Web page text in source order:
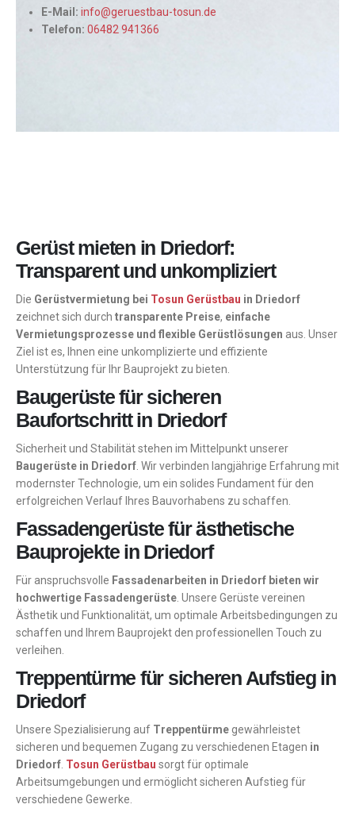
E-Mail: info@geruestbau-tosun.de
Telefon: 06482 941366
Gerüst mieten in Driedorf:
Transparent und unkompliziert
Die Gerüstvermietung bei Tosun Gerüstbau in Driedorf
zeichnet sich durch transparente Preise, einfache
Vermietungsprozesse und flexible Gerüstlösungen aus. Unser
Ziel ist es, Ihnen eine unkomplizierte und effiziente
Unterstützung für Ihr Bauprojekt zu bieten.
Baugerüste für sicheren
Baufortschritt in Driedorf
Sicherheit und Stabilität stehen im Mittelpunkt unserer
Baugerüste in Driedorf . Wir verbinden langjährige Erfahrung mit
modernster Technologie, um ein solides Fundament für den
erfolgreichen Verlauf Ihres Bauvorhabens zu schaffen.
Fassadengerüste für ästhetische
Bauprojekte in Driedorf
Für anspruchsvolle Fassadenarbeiten in Driedorf bieten wir
hochwertige Fassadengerüste . Unsere Gerüste vereinen
Ästhetik und Funktionalität, um optimale Arbeitsbedingungen zu
schaffen und Ihrem Bauprojekt den professionellen Touch zu
verleihen.
Treppentürme für sicheren Aufstieg in
Driedorf
Unsere Spezialisierung auf Treppentürme gewährleistet
sicheren und bequemen Zugang zu verschiedenen Etagen in
Driedorf Tosun Gerüstbau sorgt für optimale
Arbeitsumgebungen und ermöglicht sicheren Aufstieg für
verschiedene Gewerke.